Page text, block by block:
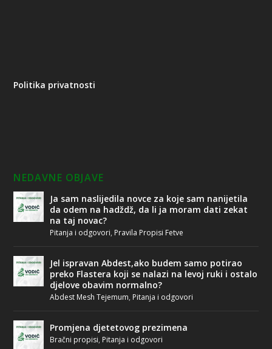
Politika privatnosti
NEDAVNE OBJAVE
Ja sam naslijedila novce za koje sam nanijetila
da odem na hadždž, da li ja moram dati zekat
na taj novac?
Pitanja i odgovori, Pravila Propisi Fetve
Jel ispravan Abdest,ako budem samo potirao
preko Flastera koji se nalazi na levoj ruki i ostalo
djelove obavim normalno?
Abdest Mesh Tejemum, Pitanja i odgovori
Promjena djetetovog prezimena
Bračni propisi, Pitanja i odgovori